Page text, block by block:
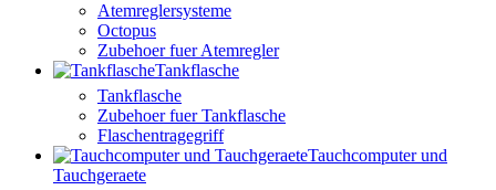
Atemreglersysteme
Octopus
Zubehoer fuer Atemregler
Tankflasche
Tankflasche
Zubehoer fuer Tankflasche
Flaschentragegriff
Tauchcomputer und
Tauchgeraete